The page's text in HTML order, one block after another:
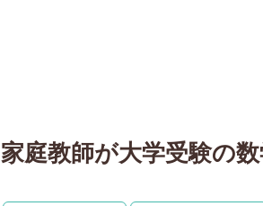
家庭教師が大学受験の